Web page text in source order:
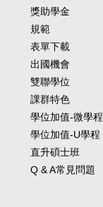
獎助學金
規範
表單下載
出國機會
雙聯學位
課群特色
學位加值-微學程
學位加值-U學程
直升碩士班
Q & A常見問題